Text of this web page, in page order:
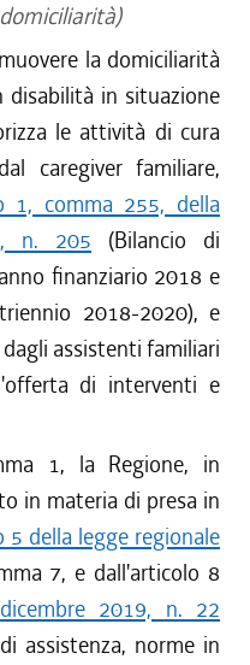
la domiciliarità
disabilità in situazione
le attività di cura
caregiver familiare,
1, comma 255, della
n. 205 (Bilancio di
finanziario 2018 e
2018-2020), e
assistenti familiari
di interventi e
1, la Regione, in
in materia di presa in
5 della legge regionale
7, e dall'articolo 8
2019, n. 22
assistenza, norme in